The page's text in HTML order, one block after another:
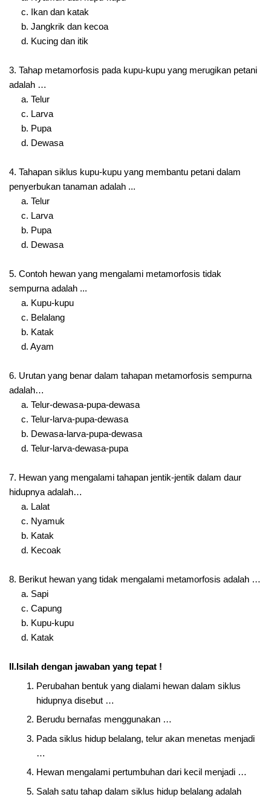
c. Ikan dan katak
b. Jangkrik dan kecoa
d. Kucing dan itik
3. Tahap metamorfosis pada kupu-kupu yang merugikan petani
adalah …
a. Telur
c. Larva
b. Pupa
d. Dewasa
4. Tahapan siklus kupu-kupu yang membantu petani dalam
penyerbukan tanaman adalah ...
a. Telur
c. Larva
b. Pupa
d. Dewasa
5. Contoh hewan yang mengalami metamorfosis tidak
sempurna adalah ...
a. Kupu-kupu
c. Belalang
b. Katak
d. Ayam
6. Urutan yang benar dalam tahapan metamorfosis sempurna
adalah…
a. Telur-dewasa-pupa-dewasa
c. Telur-larva-pupa-dewasa
b. Dewasa-larva-pupa-dewasa
d. Telur-larva-dewasa-pupa
7. Hewan yang mengalami tahapan jentik-jentik dalam daur
hidupnya adalah…
a. Lalat
c. Nyamuk
b. Katak
d. Kecoak
8. Berikut hewan yang tidak mengalami metamorfosis adalah …
a. Sapi
c. Capung
b. Kupu-kupu
d. Katak
II.Isilah dengan jawaban yang tepat !
Perubahan bentuk yang dialami hewan dalam siklus
hidupnya disebut …
Berudu bernafas menggunakan …
Pada siklus hidup belalang, telur akan menetas menjadi
…
Hewan mengalami pertumbuhan dari kecil menjadi …
Salah satu tahap dalam siklus hidup belalang adalah